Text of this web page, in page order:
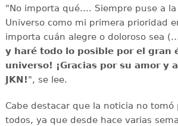
"No importa qué.... Siempre puse a la
Universo como mi primera prioridad
importa cuán alegre o doloroso sea
y haré todo lo posible por el gran
universo! ¡Gracias por su amor y
JKN!", se lee.
Cabe destacar que la noticia no tomó
todos, ya que desde hace varias